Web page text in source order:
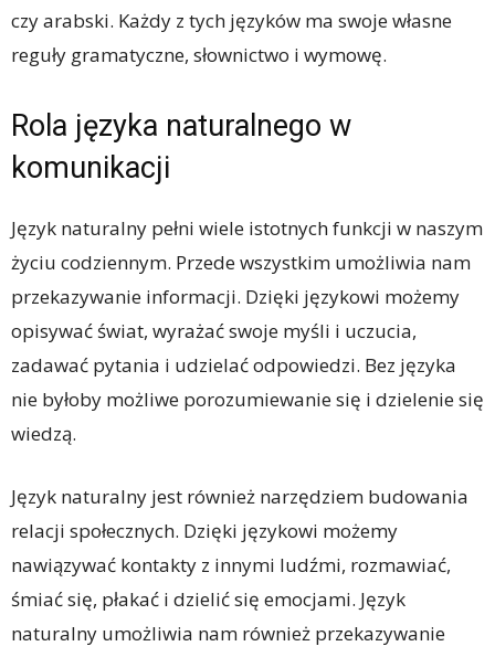
czy arabski. Każdy z tych języków ma swoje własne
reguły gramatyczne, słownictwo i wymowę.
Rola języka naturalnego w
komunikacji
Język naturalny pełni wiele istotnych funkcji w naszym
życiu codziennym. Przede wszystkim umożliwia nam
przekazywanie informacji. Dzięki językowi możemy
opisywać świat, wyrażać swoje myśli i uczucia,
zadawać pytania i udzielać odpowiedzi. Bez języka
nie byłoby możliwe porozumiewanie się i dzielenie się
wiedzą.
Język naturalny jest również narzędziem budowania
relacji społecznych. Dzięki językowi możemy
nawiązywać kontakty z innymi ludźmi, rozmawiać,
śmiać się, płakać i dzielić się emocjami. Język
naturalny umożliwia nam również przekazywanie